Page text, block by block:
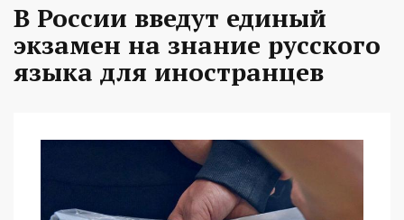
В России введут единый
экзамен на знание русского
языка для иностранцев